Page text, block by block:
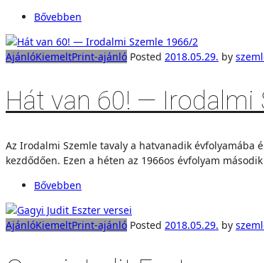
Bővebben
AjánlóKiemeltPrint-ajánló Posted 2018.05.29. by
Hát van 60! — Irodalmi
Az Irodalmi Szemle tavaly a hatvanadik
kezdődően. Ezen a héten az 1966os évfolyam
Bővebben
AjánlóKiemeltPrint-ajánló Posted 2018.05.29. by